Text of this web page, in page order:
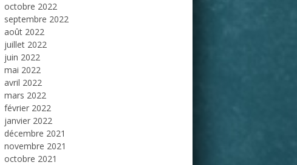
octobre 2022
septembre 2022
août 2022
juillet 2022
juin 2022
mai 2022
avril 2022
mars 2022
février 2022
janvier 2022
décembre 2021
novembre 2021
octobre 2021